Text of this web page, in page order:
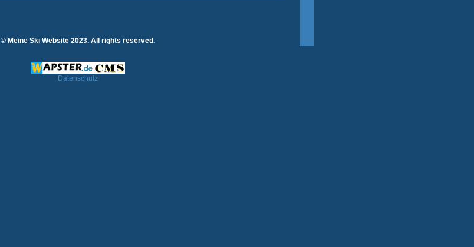
© Meine Ski Website 2023. All rights reserved.
Datenschutz